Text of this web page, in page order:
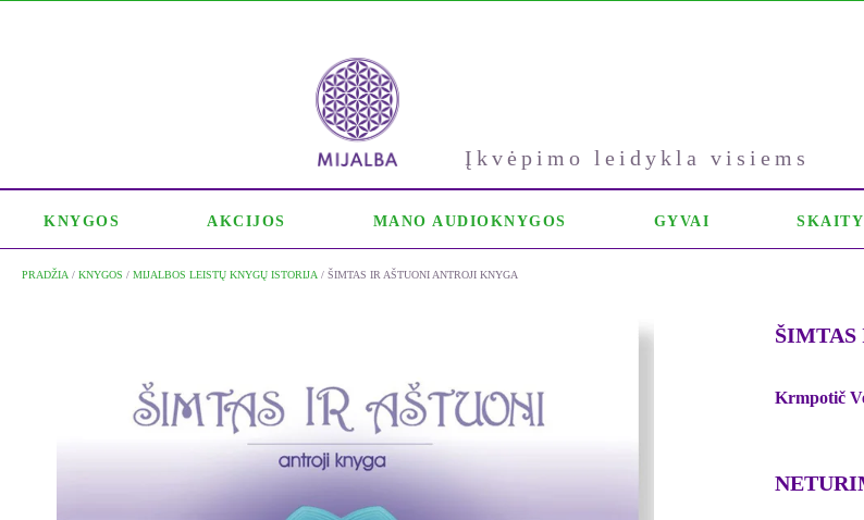
Įkvėpimo leidykla visiems
KNYGOS AKCIJOS MANO AUDIOKNYGOS GYVAI
PRADŽIA / KNYGOS / MIJALBOS LEISTŲ KNYGŲ ISTORIJA / ŠIMTAS IR AŠTUONI ANTROJI KNYGA
ŠIMTAS
Krmpotič